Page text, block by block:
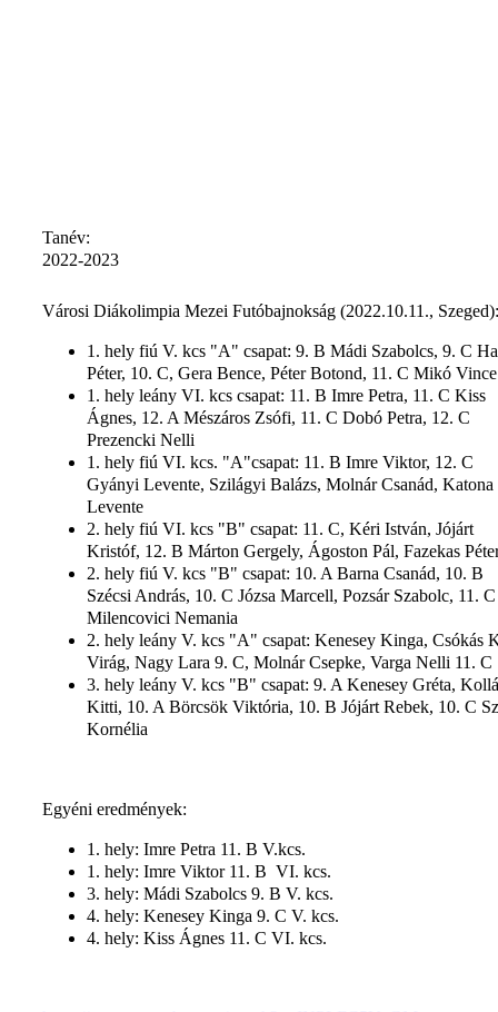
Tanév:
2022-2023
Városi Diákolimpia Mezei Futóbajnokság (2022.10.11., Szeged):
1. hely fiú V. kcs "A" csapat: 9. B Mádi Szabolcs, 9. C
Péter, 10. C, Gera Bence, Péter Botond, 11. C Mikó Vince
1. hely leány VI. kcs csapat: 11. B Imre Petra, 11. C Kiss
Ágnes, 12. A Mészáros Zsófi, 11. C Dobó Petra, 12. C
Prezencki Nelli
1. hely fiú VI. kcs. "A"csapat: 11. B Imre Viktor, 12. C
Gyányi Levente, Szilágyi Balázs, Molnár Csanád, Katona
Levente
2. hely fiú VI. kcs "B" csapat: 11. C, Kéri István, Jójárt
Kristóf, 12. B Márton Gergely, Ágoston Pál, Fazekas
2. hely fiú V. kcs "B" csapat: 10. A Barna Csanád, 10. B
Szécsi András, 10. C Józsa Marcell, Pozsár Szabolc, 11. C
Milencovici Nemania
2. hely leány V. kcs "A" csapat: Kenesey Kinga, Csókás
Virág, Nagy Lara 9. C, Molnár Csepke, Varga Nelli 11. C
3. hely leány V. kcs "B" csapat: 9. A Kenesey Gréta,
Kitti, 10. A Börcsök Viktória, 10. B Jójárt Rebek, 10. C
Kornélia
Egyéni eredmények:
1. hely: Imre Petra 11. B V.kcs.
1. hely: Imre Viktor 11. B VI. kcs.
3. hely: Mádi Szabolcs 9. B V. kcs.
4. hely: Kenesey Kinga 9. C V. kcs.
4. hely: Kiss Ágnes 11. C VI. kcs.